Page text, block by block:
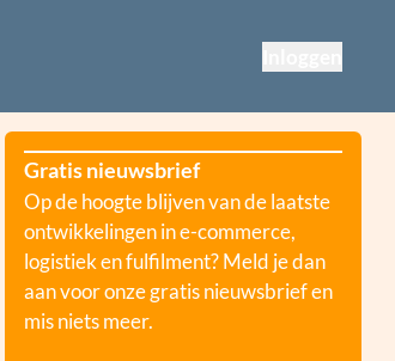
Gratis nieuwsbrief
Op de hoogte blijven van de laatste
ontwikkelingen in e-commerce,
logistiek en fulfilment? Meld je dan
aan voor onze gratis nieuwsbrief en
mis niets meer.